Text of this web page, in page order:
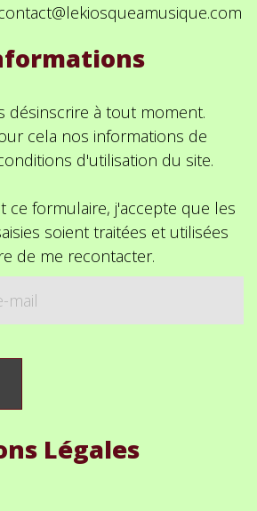
désinscrire à tout moment.
cela nos informations de
d'utilisation du site.
ce formulaire, j'accepte que les
soient traitées et utilisées
de me recontacter.
Légales